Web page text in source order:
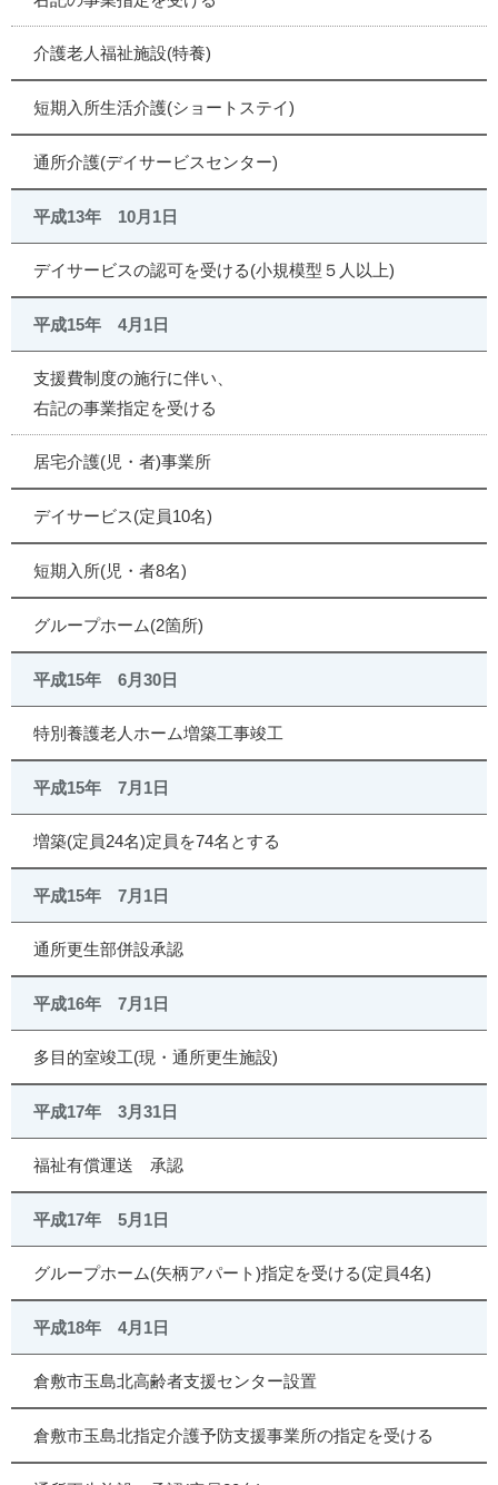
介護老人福祉施設(特養)
短期入所生活介護(ショートステイ)
通所介護(デイサービスセンター)
平成13年 10月1日
デイサービスの認可を受ける(小規模型５人以上)
平成15年 4月1日
支援費制度の施行に伴い、
右記の事業指定を受ける
居宅介護(児・者)事業所
デイサービス(定員10名)
短期入所(児・者8名)
グループホーム(2箇所)
平成15年 6月30日
特別養護老人ホーム増築工事竣工
平成15年 7月1日
増築(定員24名)定員を74名とする
平成15年 7月1日
通所更生部併設承認
平成16年 7月1日
多目的室竣工(現・通所更生施設)
平成17年 3月31日
福祉有償運送 承認
平成17年 5月1日
グループホーム(矢柄アパート)指定を受ける(定員4名)
平成18年 4月1日
倉敷市玉島北高齢者支援センター設置
倉敷市玉島北指定介護予防支援事業所の指定を受ける